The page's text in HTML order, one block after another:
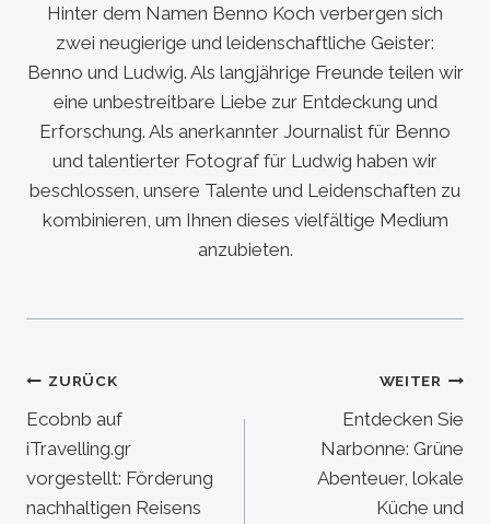
Hinter dem Namen Benno Koch verbergen sich
zwei neugierige und leidenschaftliche Geister:
Benno und Ludwig. Als langjährige Freunde teilen wir
eine unbestreitbare Liebe zur Entdeckung und
Erforschung. Als anerkannter Journalist für Benno
und talentierter Fotograf für Ludwig haben wir
beschlossen, unsere Talente und Leidenschaften zu
kombinieren, um Ihnen dieses vielfältige Medium
anzubieten.
Beitragsnavigation
ZURÜCK
Ecobnb auf
iTravelling.gr
vorgestellt: Förderung
nachhaltigen Reisens
WEITER
Entdecken Sie
Narbonne: Grüne
Abenteuer, lokale
Küche und